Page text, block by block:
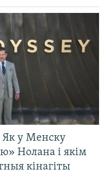
Як у Менску
Нолана і якім
кінагіты